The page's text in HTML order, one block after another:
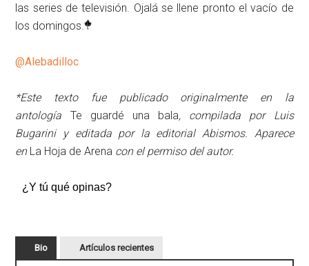
las series de televisión. Ojalá se llene pronto el vacío de
los domingos.
@Alebadilloc
*Este texto fue publicado originalmente en la
antología Te guardé una bala, compilada por Luis
Bugarini y editada por la editorial Abismos. Aparece
en La Hoja de Arena con el permiso del autor.
¿Y tú qué opinas?
Bio Artículos recientes